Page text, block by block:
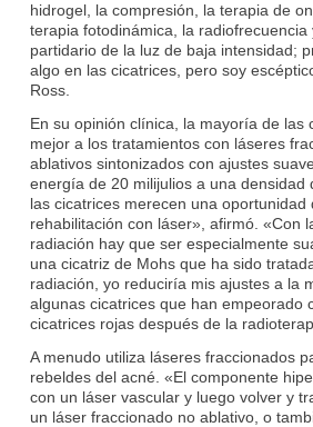
hidrogel, la compresión, la terapia de
terapia fotodinámica, la radiofrecuencia
partidario de la luz de baja intensidad;
algo en las cicatrices, pero soy
Ross.
En su opinión clínica, la mayoría de las
mejor a los tratamientos con láseres
ablativos sintonizados con ajustes
energía de 20 milijulios a una densidad
las cicatrices merecen una oportunidad
rehabilitación con láser», afirmó. «Con
radiación hay que ser especialmente
una cicatriz de Mohs que ha sido
radiación, yo reduciría mis ajustes a la
algunas cicatrices que han empeorado
cicatrices rojas después de la
A menudo utiliza láseres fraccionados
rebeldes del acné. «El componente
con un láser vascular y luego volver y
un láser fraccionado no ablativo, o